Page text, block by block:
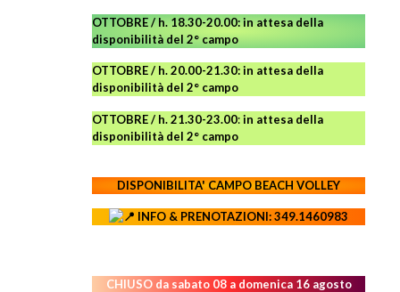
OTTOBRE / h. 18.30-20.00:in attesa della
disponibilità del 2° campo
OTTOBRE / h. 20.00-21.30:in attesa della
disponibilità del 2° campo
OTTOBRE / h. 21.30-23.00:in attesa della
disponibilità del 2° campo
DISPONIBILITA' CAMPOBEACH VOLLEY
INFO & PRENOTAZIONI: 349.1460983
CHIUSO da sabato 08 a domenica 16 agosto